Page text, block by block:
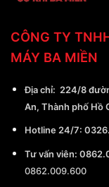
CÔNG TY
MÁY BA MIỀN
Địa chỉ: 224/8
An, Thành phố Hồ
Hotline 24/7:
Tư vấn viên:
0862.009.600